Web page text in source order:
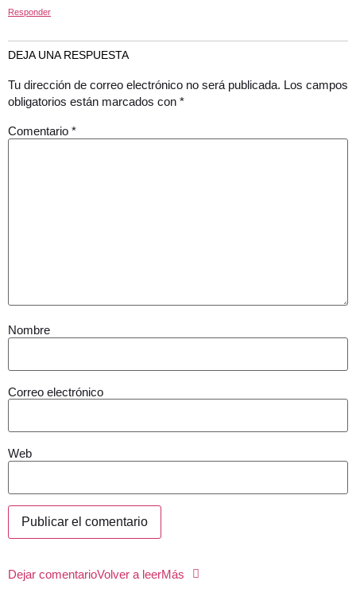
Responder
DEJA UNA RESPUESTA
Tu dirección de correo electrónico no será publicada. Los campos
obligatorios están marcados con *
Comentario *
Nombre
Correo electrónico
Web
Dejar comentarioVolver a leerMás